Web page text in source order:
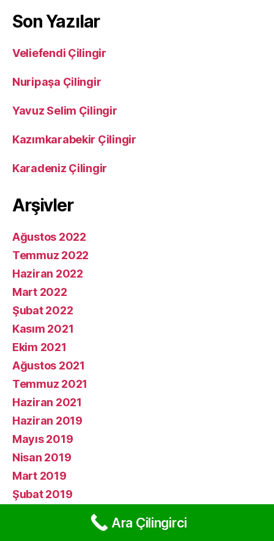
Son Yazılar
Veliefendi Çilingir
Nuripaşa Çilingir
Yavuz Selim Çilingir
Kazımkarabekir Çilingir
Karadeniz Çilingir
Arşivler
Ağustos 2022
Temmuz 2022
Haziran 2022
Mart 2022
Şubat 2022
Kasım 2021
Ekim 2021
Ağustos 2021
Temmuz 2021
Haziran 2021
Haziran 2019
Mayıs 2019
Nisan 2019
Mart 2019
Şubat 2019
Ara Çilingirci